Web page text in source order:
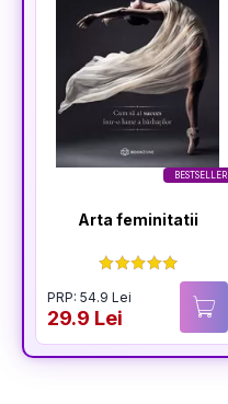
BESTSELLER
Arta feminitatii
PRP: 54.9 Lei
29.9 Lei